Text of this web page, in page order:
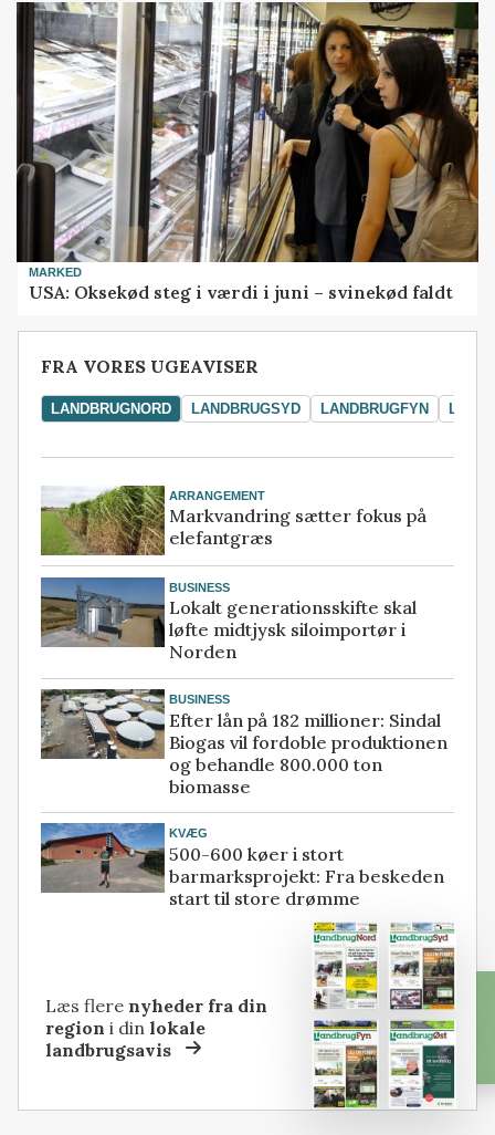
MARKED
USA: Oksekød steg i værdi i juni – svinekød faldt
FRA VORES UGEAVISER
LANDBRUGNORD LANDBRUGSYD LANDBRUGFYN
ARRANGEMENT
Markvandring sætter fokus på
elefantgræs
BUSINESS
Lokalt generationsskifte skal
løfte midtjysk siloimportør i
Norden
BUSINESS
Efter lån på 182 millioner: Sindal
Biogas vil fordoble produktionen
og behandle 800.000 ton
biomasse
KVÆG
500-600 køer i stort
barmarksprojekt: Fra beskeden
start til store drømme
Læs flere nyheder fra din
region i dinlokale
landbrugsavis